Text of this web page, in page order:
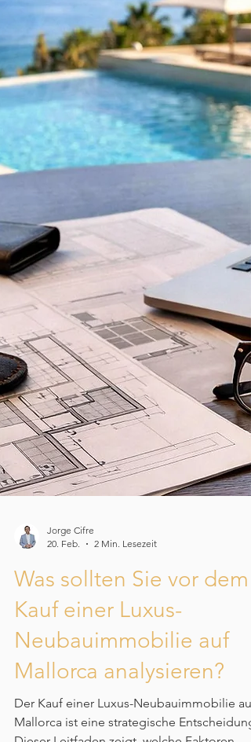
Jorge Cifre
20. Feb.
2 Min. Lesezeit
Was sollten Sie vor dem
Kauf einer Luxus-
Neubauimmobilie auf